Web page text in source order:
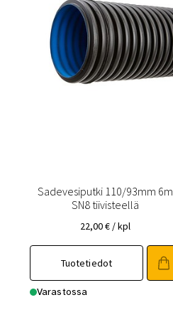
Sadevesiputki 110/93mm 6m
SN8 tiivisteellä
22,00€ / kpl
Tuotetiedot
Varastossa